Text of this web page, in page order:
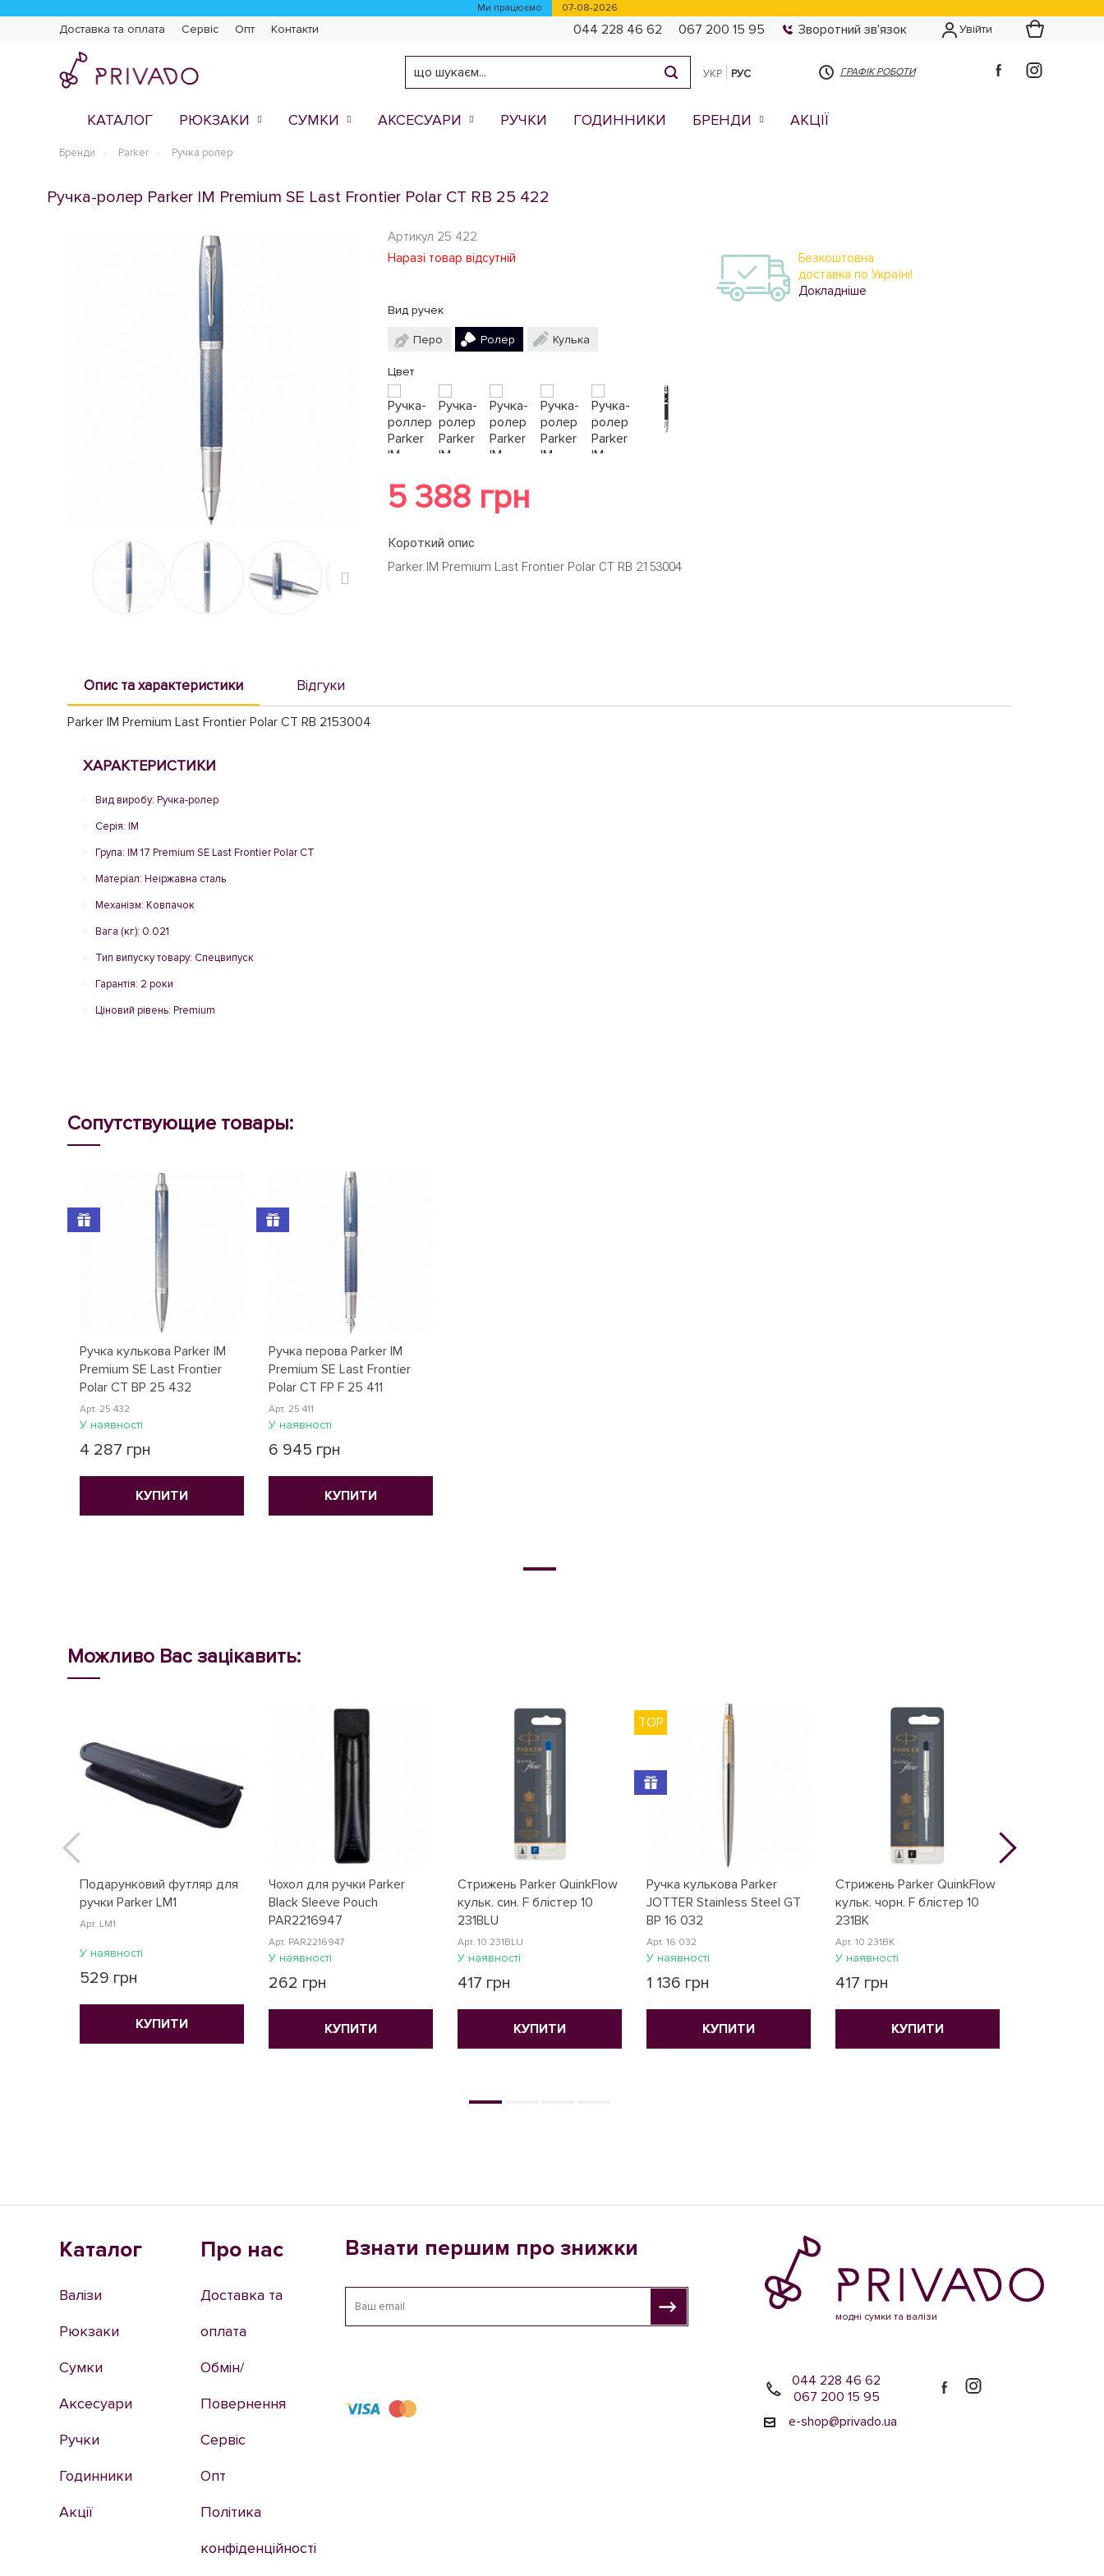
Ми працюємо 07-08-2026
Доставка та оплата Сервіс Опт Контакти 044 228 46 62 067 200 15 95 Зворотний зв'язок Увійти
УКР РУС ГРАФІК РОБОТИ
КАТАЛОГ РЮКЗАКИ СУМКИ АКСЕСУАРИ РУЧКИ ГОДИННИКИ БРЕНДИ АКЦІЇ
Бренди Parker Ручка ролер
Ручка-ролер Parker IM Premium SE Last Frontier Polar CT RB 25 422
Артикул 25 422
Наразі товар відсутній
Вид ручек
Перо Ролер Кулька
Цвет
5 388 грн
Короткий опис
Parker IM Premium Last Frontier Polar CT RB 2153004
Безкоштовна
доставка по Україні!
Докладніше
Опис та характеристики Відгуки
Parker IM Premium Last Frontier Polar CT RB 2153004
ХАРАКТЕРИСТИКИ
Вид виробу: Ручка-ролер
Серія: IM
Група: IM 17 Premium SE Last Frontier Polar CT
Матеріал: Неіржавна сталь
Механізм: Ковпачок
Вага (кг): 0.021
Тип випуску товару: Спецвипуск
Гарантія: 2 роки
Ціновий рівень: Premium
Сопутствующие товары:
Ручка кулькова Parker IM
Premium SE Last Frontier
Polar CT BP 25 432
Арт. 25 432
У наявності
4 287 грн
КУПИТИ
Ручка перова Parker IM
Premium SE Last Frontier
Polar CT FP F 25 411
Арт. 25 411
У наявності
6 945 грн
КУПИТИ
Можливо Вас зацікавить:
Подарунковий футляр для
ручки Parker LM1
Арт. LM1
У наявності
529 грн
КУПИТИ
Чохол для ручки Parker
Black Sleeve Pouch
PAR2216947
Арт. PAR2216947
У наявності
262 грн
КУПИТИ
Стрижень Parker QuinkFlow
кульк. син. F блістер 10
231BLU
Арт. 10 231BLU
У наявності
417 грн
КУПИТИ
Ручка кулькова Parker
JOTTER Stainless Steel GT
BP 16 032
Арт. 16 032
TOP
У наявності
1 136 грн
КУПИТИ
Стрижень Parker QuinkFlow
кульк. чорн. F блістер 10
231BK
Арт. 10 231BK
У наявності
417 грн
КУПИТИ
Каталог
Валізи
Рюкзаки
Сумки
Аксесуари
Ручки
Годинники
Акції
Про нас
Доставка та
оплата
Обмін/
Повернення
Сервіс
Опт
Політика
конфіденційності
Взнати першим про знижки
модні сумки та валізи
044 228 46 62
067 200 15 95
e-shop@privado.ua